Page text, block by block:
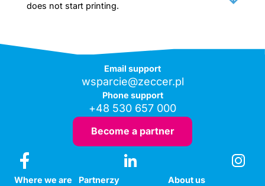
does not start printing.
Email support
wsparcie@zeccer.pl
Phone support
+48 530 657 000
Become a partner
Where we are
Partnerzy
About us